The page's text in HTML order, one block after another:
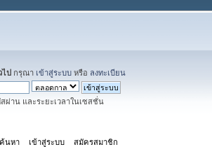
ป กรุณา เข้าสู่ระบบ หรือ ลงทะเบียน
ผ่าน และระยะเวลาในเซสชั่น
ค้นหา เข้าสู่ระบบ สมัครสมาชิก